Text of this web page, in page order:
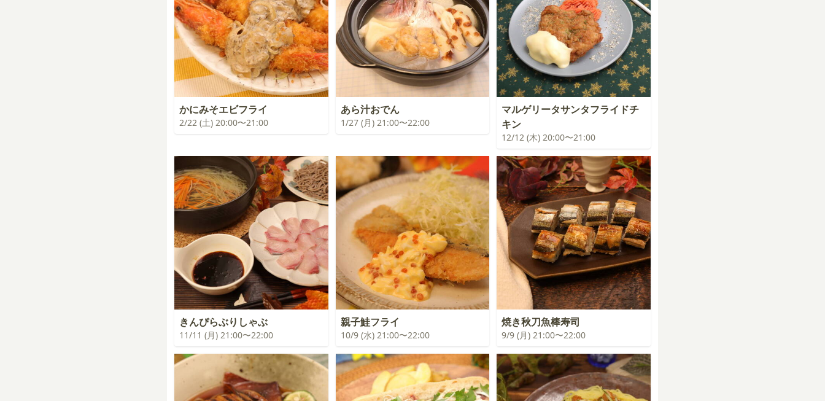
かにみそエビフライ
2/22 (土) 20:00〜21:00
あら汁おでん
1/27 (月) 21:00〜22:00
マルゲリータサンタフライドチ
キン
12/12 (木) 20:00〜21:00
きんぴらぶりしゃぶ
11/11 (月) 21:00〜22:00
親子鮭フライ
10/9 (水) 21:00〜22:00
焼き秋刀魚棒寿司
9/9 (月) 21:00〜22:00